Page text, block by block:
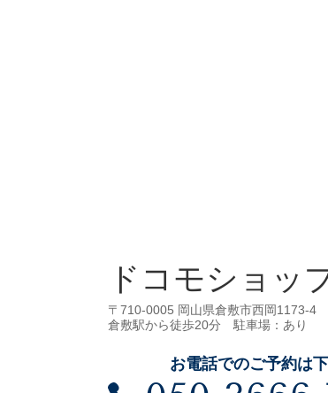
ドコモショッ
〒710-0005 岡山県倉敷市西岡1173-4
倉敷駅から徒歩20分 駐車場：あり
お電話でのご予約は